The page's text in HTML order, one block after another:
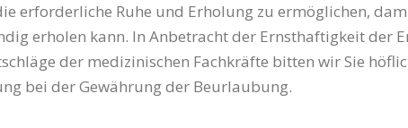
erforderliche Ruhe und Erholung zu ermöglichen,
erholen kann. In Anbetracht der Ernsthaftigkeit der
der medizinischen Fachkräfte bitten wir Sie
bei der Gewährung der Beurlaubung.